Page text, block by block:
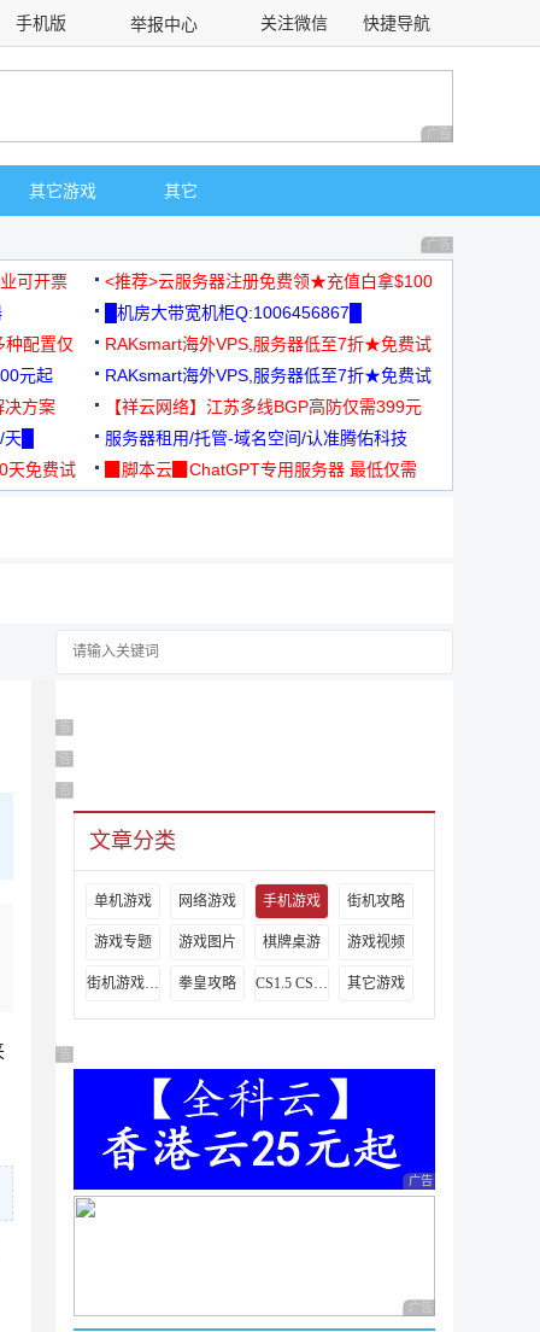
手机版 举报中心 关注微信 快捷导航
择 广告 商业广告，理
其它游戏 其它
广告 商业广告，理
可开票
<推荐>云服务器注册免费领★充值白拿$100
█机房大带宽机柜Q:1006456867█
种配置仅
RAKsmart海外VPS,服务器低至7折★免费试
用★
元起
RAKsmart海外VPS,服务器低至7折★免费试
用★
决方案
【祥云网络】江苏多线BGP高防仅需399元
█
服务器租用/托管-域名空间/认准腾佑科技
免费试
▉脚本云▉ChatGPT专用服务器 最低仅需
广告 商业广告，理性选择
广告 商业广告，理性选择
广告 商业广告，理性选择
文章分类
单机游戏 网络游戏 手机游戏 街机攻略
游戏专题 游戏图片 棋牌桌游 游戏视频
街机游戏出招表 拳皇攻略 CS1.5 CS1.6攻略 其它游戏
广告 商业广告，理性选择
广告 商业广告，理性
广告 商业广告，理性